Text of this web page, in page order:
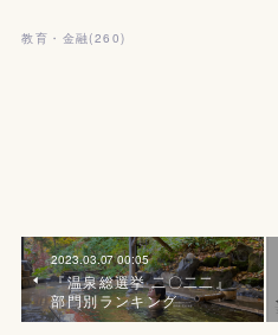
教育・金融(260)
2023.03.07 00:05
『温泉総選挙 二〇二二』
部門別ランキング